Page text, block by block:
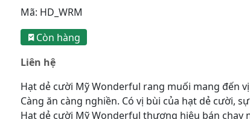
Mã: HD_WRM
Còn hàng
Liên hệ
Hạt dẻ cười Mỹ Wonderful rang muối mang đến
Càng ăn càng nghiền. Có vị bùi của hạt dẻ cười,
Hạt dẻ cười Mỹ Wonderful thương hiệu bán chạy